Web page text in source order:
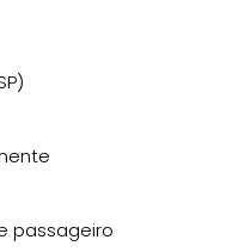
passageiro